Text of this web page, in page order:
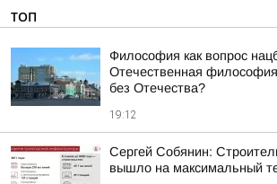
ТОП
Философия как вопрос
Отечественная
без Отечества?
19:12
Сергей Собянин:
вышло на максимальный